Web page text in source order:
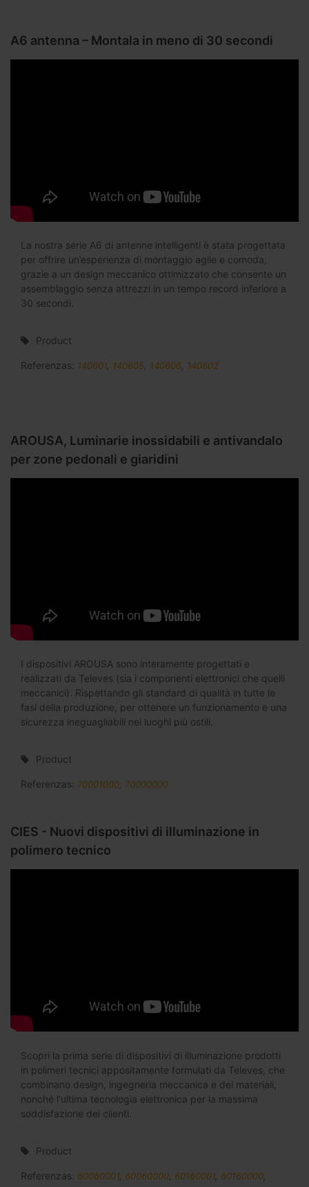
A6 antenna – Montala in meno di 30 secondi
La nostra serie A6 di antenne intelligenti è stata progettata
per offrire un’esperienza di montaggio agile e comoda,
grazie a un design meccanico ottimizzato che consente un
assemblaggio senza attrezzi in un tempo record inferiore a
30 secondi.
Product
Referenzas: 140601, 140605, 140606, 140602
AROUSA, Luminarie inossidabili e antivandalo
per zone pedonali e giaridini
I dispositivi AROUSA sono interamente progettati e
realizzati da Televes (sia i componenti elettronici che quelli
meccanici). Rispettando gli standard di qualità in tutte le
fasi della produzione, per ottenere un funzionamento e una
sicurezza ineguagliabili nei luoghi più ostili.
Product
Referenzas: 70001000, 70000000
CIES - Nuovi dispositivi di illuminazione in
polimero tecnico
Scopri la prima serie di dispositivi di illuminazione prodotti
in polimeri tecnici appositamente formulati da Televes, che
combinano design, ingegneria meccanica e dei materiali,
nonché l'ultima tecnologia elettronica per la massima
soddisfazione dei clienti.
Product
Referenzas: 60060001 60060000 60160001 60160000